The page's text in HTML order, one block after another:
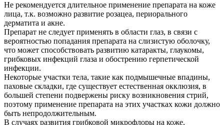
Не рекомендуется длительное применение препарата на коже
лица, т.к. возможно развитие розацеа, периорального
дерматита и акне.
Препарат не следует применять в области глаз, в связи с
вероятностью попадания препарата на слизистую оболочку,
что может способствовать развитию катаракты, глаукомы,
грибковых инфекций глаза и обострению герпетической
инфекции.
Некоторые участки тела, такие как подмышечные впадины,
паховые складки, где существует естественная окклюзия, в
большей степени подвержены риску возникновения стрий,
поэтому применение препарата на этих участках кожи должно
быть непродолжительным.
В случаях развития грибковой микрофлоры на коже,